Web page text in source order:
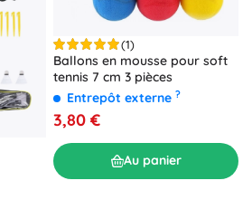
(1)
Ballons en mousse pour soft
tennis 7 cm 3 pièces
Entrepôt externe ?
3,80 €
Au panier